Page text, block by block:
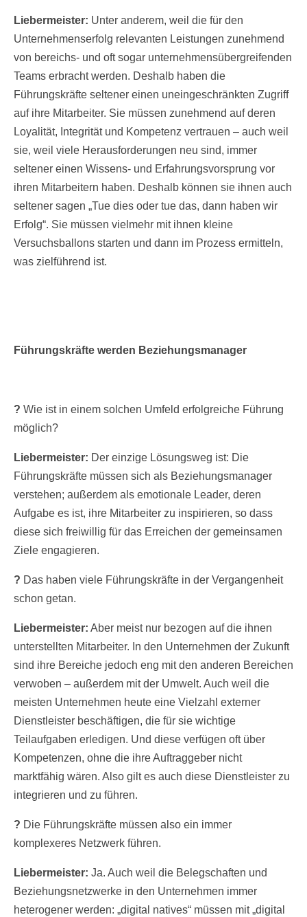
Liebermeister: Unter anderem, weil die für den
Unternehmenserfolg relevanten Leistungen zunehmend
von bereichs- und oft sogar unternehmensübergreifenden
Teams erbracht werden. Deshalb haben die
Führungskräfte seltener einen uneingeschränkten Zugriff
auf ihre Mitarbeiter. Sie müssen zunehmend auf deren
Loyalität, Integrität und Kompetenz vertrauen – auch weil
sie, weil viele Herausforderungen neu sind, immer
seltener einen Wissens- und Erfahrungsvorsprung vor
ihren Mitarbeitern haben. Deshalb können sie ihnen auch
seltener sagen „Tue dies oder tue das, dann haben wir
Erfolg“. Sie müssen vielmehr mit ihnen kleine
Versuchsballons starten und dann im Prozess ermitteln,
was zielführend ist.
Führungskräfte werden Beziehungsmanager
? Wie ist in einem solchen Umfeld erfolgreiche Führung
möglich?
Liebermeister: Der einzige Lösungsweg ist: Die
Führungskräfte müssen sich als Beziehungsmanager
verstehen; außerdem als emotionale Leader, deren
Aufgabe es ist, ihre Mitarbeiter zu inspirieren, so dass
diese sich freiwillig für das Erreichen der gemeinsamen
Ziele engagieren.
? Das haben viele Führungskräfte in der Vergangenheit
schon getan.
Liebermeister: Aber meist nur bezogen auf die ihnen
unterstellten Mitarbeiter. In den Unternehmen der Zukunft
sind ihre Bereiche jedoch eng mit den anderen Bereichen
verwoben – außerdem mit der Umwelt. Auch weil die
meisten Unternehmen heute eine Vielzahl externer
Dienstleister beschäftigen, die für sie wichtige
Teilaufgaben erledigen. Und diese verfügen oft über
Kompetenzen, ohne die ihre Auftraggeber nicht
marktfähig wären. Also gilt es auch diese Dienstleister zu
integrieren und zu führen.
? Die Führungskräfte müssen also ein immer
komplexeres Netzwerk führen.
Liebermeister: Ja. Auch weil die Belegschaften und
Beziehungsnetzwerke in den Unternehmen immer
heterogener werden: „digital natives“ müssen mit „digital